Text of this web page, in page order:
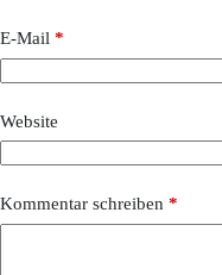
E-Mail *
Website
Kommentar schreiben *